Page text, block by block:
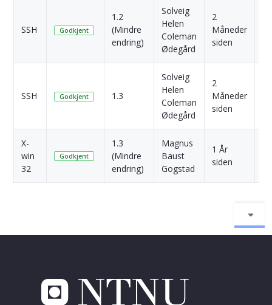
SSH Godkjent
1.2
(Mindre
endring)
Solveig
Helen
Coleman
Ødegård
2
Måneder
siden
SSH Godkjent 1.3
Solveig
Helen
Coleman
Ødegård
2
Måneder
siden
X-
win
32
Godkjent
1.3
(Mindre
endring)
Magnus
Baust
Gogstad
1 År
siden